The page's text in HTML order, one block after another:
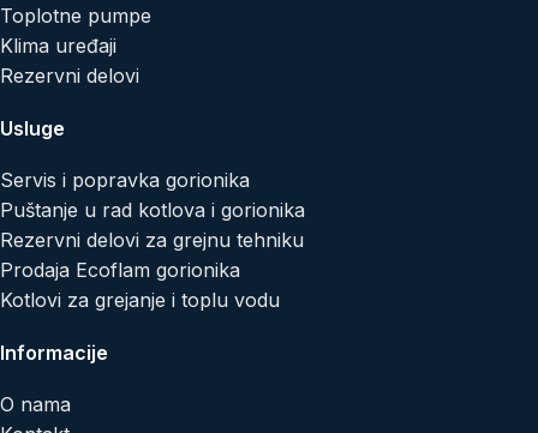
Toplotne pumpe
Klima uređaji
Rezervni delovi
Usluge
Servis i popravka gorionika
Puštanje u rad kotlova i gorionika
Rezervni delovi za grejnu tehniku
Prodaja Ecoflam gorionika
Kotlovi za grejanje i toplu vodu
Informacije
O nama